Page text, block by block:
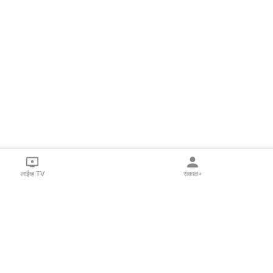
लाईव्ह TV सकाळ+